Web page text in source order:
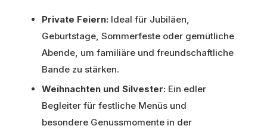
Private Feiern: Ideal für Jubiläen,
Geburtstage, Sommerfeste oder gemütliche
Abende, um familiäre und freundschaftliche
Bande zu stärken.
Weihnachten und Silvester: Ein edler
Begleiter für festliche Menüs und
besondere Genussmomente in der